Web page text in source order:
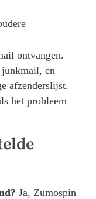
ontvangen.
en
afzenderslijst.
het probleem
Ja, Zumospin